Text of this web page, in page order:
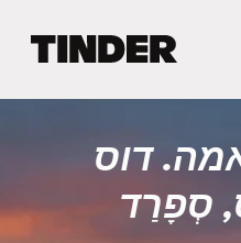
ת
ל
דוס
סְפָרַד